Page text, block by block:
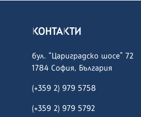
КОНТАКТИ
бул. “Цариградско шосе” 72
1784 София, България
(+359 2) 979 5758
(+359 2) 979 5792